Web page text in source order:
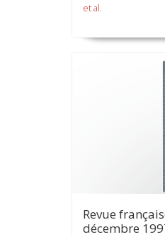
et al.
Revue
décembre